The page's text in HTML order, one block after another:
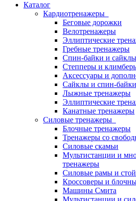
Каталог
Кардиотренажеры
Беговые дорожки
Велотренажеры
Эллиптические
Гребные тренажеры
Спин-байки и сайклы
Степперы и
Аксессуары и
Сайклы и спин-байки
Лыжные тренажеры
Эллиптические
Канатные тренажеры
Силовые тренажеры
Блочные тренажеры
Тренажеры со
Силовые скамьи
Мультистанции и
тренажеры
Силовые рамы и
Кроссоверы и
Машины Смита
Мультистанции и